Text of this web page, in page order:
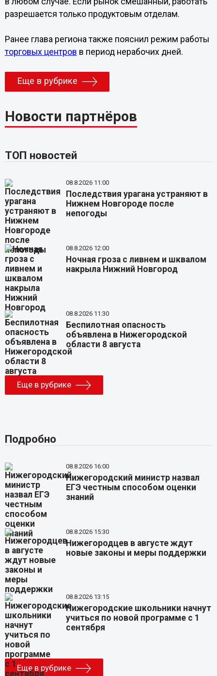
разрешается только продуктовым отделам.
Ранее глава региона также пояснил режим работы
торговых центров в период нерабочих дней.
Еще в рубрике
Новости партнёров
ТОП новостей
08.8.2026 11:00
Последствия урагана устраняют в
Нижнем Новгороде после
непогоды
08.8.2026 12:00
Ночная гроза с ливнем и шквалом
накрыла Нижний Новгород
08.8.2026 11:30
Беспилотная опасность
объявлена в Нижегородской
области 8 августа
Еще в рубрике
Подробно
08.8.2026 16:00
Нижегородский министр назвал
ЕГЭ честным способом оценки
знаний
08.8.2026 15:30
Нижегородцев в августе ждут
новые законы и меры поддержки
08.8.2026 13:15
Нижегородские школьники начнут
учиться по новой программе с 1
сентября
Еще в рубрике